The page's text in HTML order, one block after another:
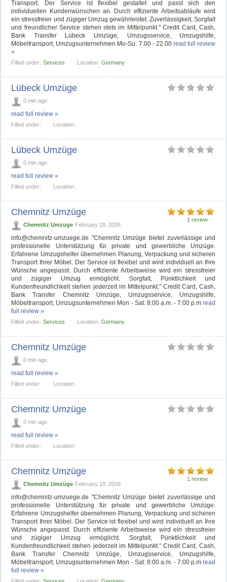
Transport. Der Service ist flexibel gestaltet und passt sich den
individuellen Kundenwünschen an. Durch effiziente Arbeitsabläufe wird
ein stressfreier und zügiger Umzug gewährleistet. Zuverlässigkeit, Sorgfalt
und freundlicher Service stehen stets im Mittelpunkt." Credit Card, Cash,
Bank Transfer Lübeck Umzüge, Umzugsservice, Umzugshilfe,
Möbeltransport, Umzugsunternehmen Mo-Su. 7.00 - 22.00 read full review
»
Filled under: Services Location: Germany
Lübeck Umzüge
0 min ago
read full review »
Filled under: Location:
Lübeck Umzüge
0 min ago
read full review »
Filled under: Location:
1 review
Chemnitz Umzüge
Chemnitz Umzüge February 18, 2026
info@chemnitz-umzuege.de "Chemnitz Umzüge bietet zuverlässige und
professionelle Unterstützung für private und gewerbliche Umzüge.
Erfahrene Umzugshelfer übernehmen Planung, Verpackung und sicheren
Transport Ihrer Möbel. Der Service ist flexibel und wird individuell an Ihre
Wünsche angepasst. Durch effiziente Arbeitsweise wird ein stressfreier
und zügiger Umzug ermöglicht. Sorgfalt, Pünktlichkeit und
Kundenfreundlichkeit stehen jederzeit im Mittelpunkt." Credit Card, Cash,
Bank Transfer Chemnitz Umzüge, Umzugsservice, Umzugshilfe,
Möbeltransport, Umzugsunternehmen Mon - Sat: 8:00 a.m. - 7:00 p.mread
full review »
Filled under: Services Location: Germany
Chemnitz Umzüge
0 min ago
read full review »
Filled under: Location:
Chemnitz Umzüge
0 min ago
read full review »
Filled under: Location:
1 review
Chemnitz Umzüge
Chemnitz Umzüge February 18, 2026
info@chemnitz-umzuege.de "Chemnitz Umzüge bietet zuverlässige und
professionelle Unterstützung für private und gewerbliche Umzüge.
Erfahrene Umzugshelfer übernehmen Planung, Verpackung und sicheren
Transport Ihrer Möbel. Der Service ist flexibel und wird individuell an Ihre
Wünsche angepasst. Durch effiziente Arbeitsweise wird ein stressfreier
und zügiger Umzug ermöglicht. Sorgfalt, Pünktlichkeit und
Kundenfreundlichkeit stehen jederzeit im Mittelpunkt." Credit Card, Cash,
Bank Transfer Chemnitz Umzüge, Umzugsservice, Umzugshilfe,
Möbeltransport, Umzugsunternehmen Mon - Sat: 8:00 a.m. - 7:00 p.mread
full review »